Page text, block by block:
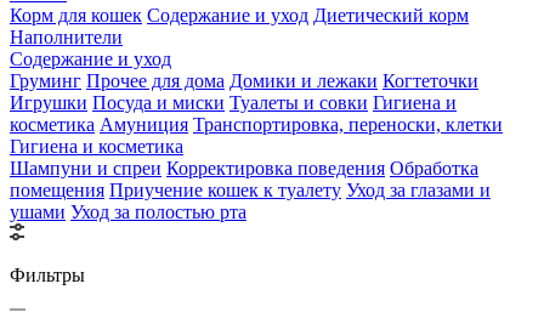
Корм для кошек Содержание и уход Диетический корм
Наполнители
Содержание и уход
Груминг Прочее для дома Домики и лежаки Когтеточки
Игрушки Посуда и миски Туалеты и совки Гигиена и
косметика Амуниция Транспортировка, переноски, клетки
Гигиена и косметика
Шампуни и спреи Корректировка поведения Обработка
помещения Приучение кошек к туалету Уход за глазами и
ушами Уход за полостью рта
Фильтры